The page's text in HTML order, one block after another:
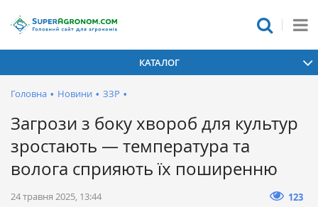
КАТАЛОГ
Головна • Новини • ЗЗР •
Загрози з боку хвороб для культур
зростають — температура та
волога сприяють їх поширенню
24 травня 2025, 13:44 123